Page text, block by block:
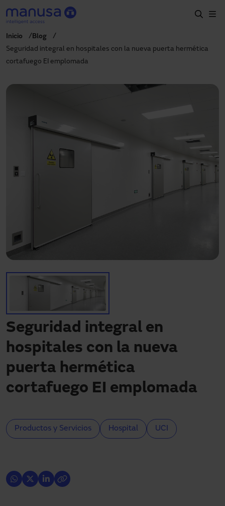
Skip to main content
Productos y sectores
Servicios
Proyectos
Sobre nosotros
¿Necesitas asistencia?
Descargas
Inicio
Blog
Seguridad integral en hospitales con la nueva puerta hermética
cortafuego EI emplomada
Seguridad integral en
hospitales con la nueva
puerta hermética
cortafuego EI emplomada
Productos y Servicios Hospital UCI